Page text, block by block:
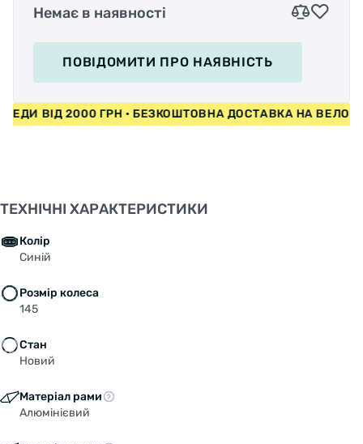
Немає в наявності
ПОВІДОМИТИ ПРО НАЯВНІСТЬ
ВІД 2000 ГРН • БЕЗКОШТОВНА ДОСТАВКА НА
ТЕХНІЧНІ ХАРАКТЕРИСТИКИ
Колір
Синій
Розмір колеса
145
Стан
Новий
Матеріал рами
Алюмінієвий